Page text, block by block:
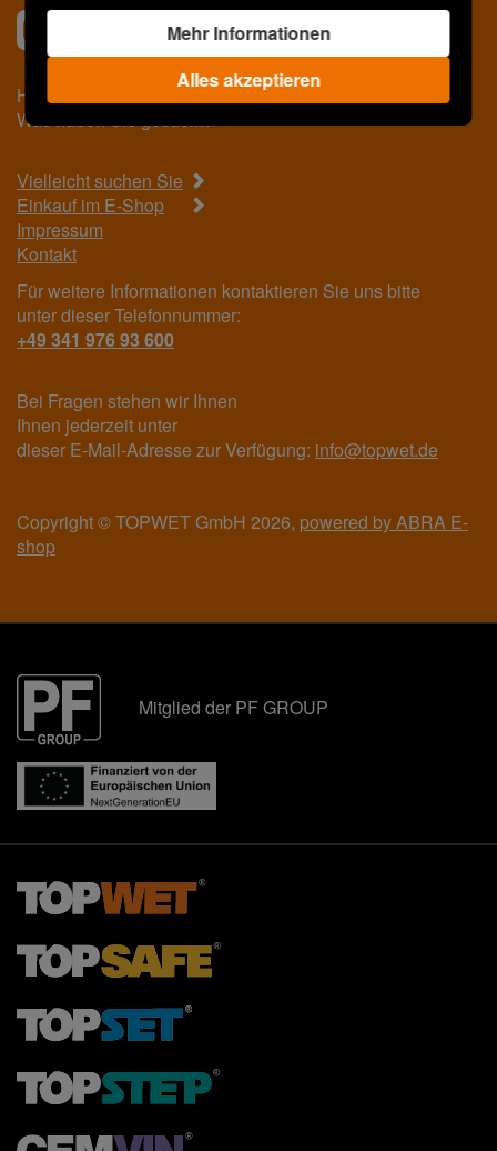
Mehr Informationen
Alles akzeptieren
Haben Sie nicht gefunden
Was haben Sie gesucht?
Vielleicht suchen Sie
Einkauf im E-Shop
Impressum
Kontakt
Für weitere Informationen kontaktieren Sie uns bitte
unter dieser Telefonnummer:
+49 341 976 93 600
Bei Fragen stehen wir Ihnen
Ihnen jederzeit unter
dieser E-Mail-Adresse zur Verfügung: info@topwet.de
Copyright © TOPWET GmbH 2026, powered by ABRA E-
shop
Mitglied der PF GROUP